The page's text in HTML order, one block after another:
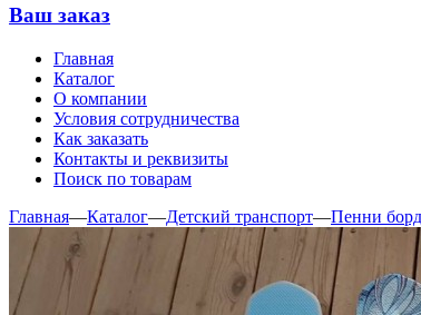
Ваш заказ
Главная
Каталог
О компании
Условия сотрудничества
Как заказать
Контакты и реквизиты
Поиск по товарам
Главная—Каталог—Детский транспорт—Пенни